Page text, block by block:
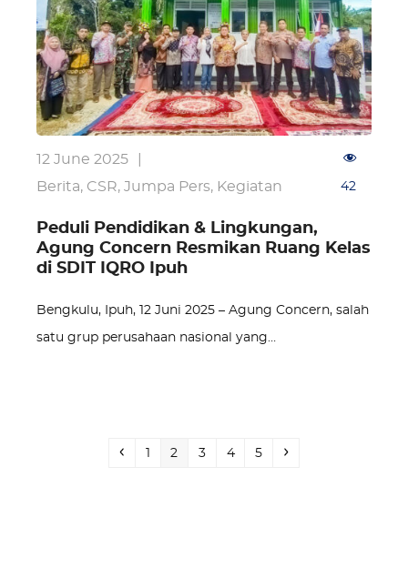
12 June 2025
Berita, CSR, Jumpa Pers, Kegiatan 42
Peduli Pendidikan & Lingkungan,
Agung Concern Resmikan Ruang Kelas
di SDIT IQRO Ipuh
Bengkulu, Ipuh, 12 Juni 2025 – Agung Concern, salah
satu grup perusahaan nasional yang…
Previous
Page
1 Page
2 Page
3 Page
4 Page
5 Next